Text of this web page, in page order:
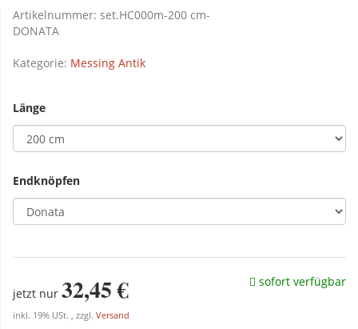
Artikelnummer: set.HC000m-200 cm-
DONATA
Kategorie: Messing Antik
Länge
Endknöpfen
jetzt nur 32,45 €
inkl. 19% USt. , zzgl. Versand
sofort verfügbar